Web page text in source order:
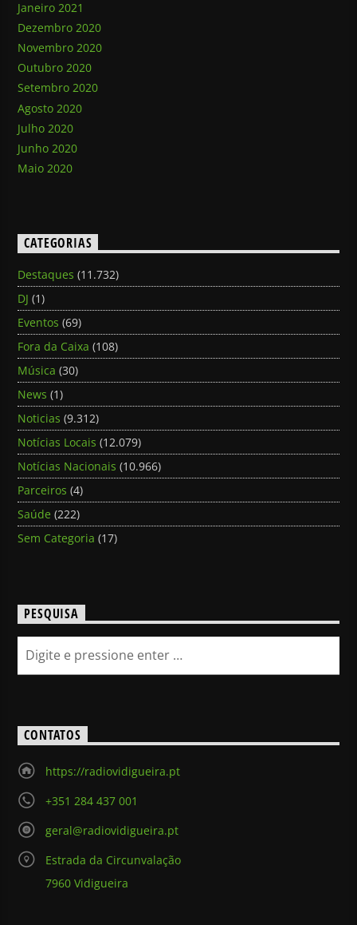
Janeiro 2021
Dezembro 2020
Novembro 2020
Outubro 2020
Setembro 2020
Agosto 2020
Julho 2020
Junho 2020
Maio 2020
CATEGORIAS
Destaques (11.732)
DJ (1)
Eventos (69)
Fora da Caixa (108)
Música (30)
News (1)
Noticias (9.312)
Notícias Locais (12.079)
Notícias Nacionais (10.966)
Parceiros (4)
Saúde (222)
Sem Categoria (17)
PESQUISA
CONTATOS
https://radiovidigueira.pt
+351 284 437 001
geral@radiovidigueira.pt
Estrada da Circunvalação
7960 Vidigueira